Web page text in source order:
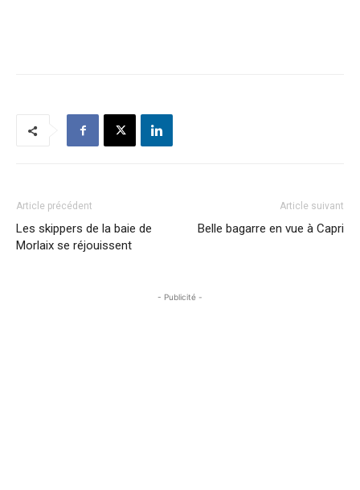
Article précédent
Les skippers de la baie de
Morlaix se réjouissent
Article suivant
Belle bagarre en vue à Capri
- Publicité -